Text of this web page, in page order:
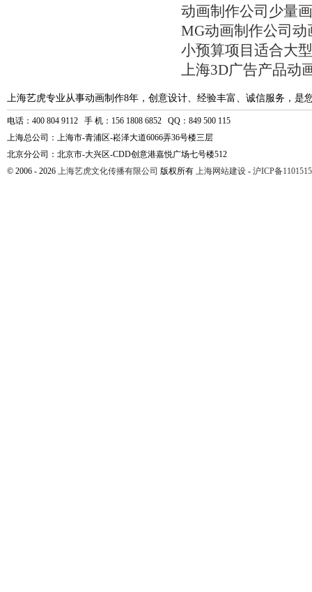
动画制作公司少量
MG动画制作公司
小预算项目适合大
上海3D广告产品动
上海艺虎专业从事动画制作8年，创意设计、经验丰富、诚信服务，是
电话：400 804 9112 手 机：156 1808 6852 QQ：849 500 115
上海总公司：上海市-青浦区-崧泽大道6066弄36号楼三层
北京分公司：北京市-大兴区-CDD创意港嘉悦广场七号楼512
© 2006 - 2026 上海艺虎文化传播有限公司 版权所有 上海网站建设 - 沪ICP备